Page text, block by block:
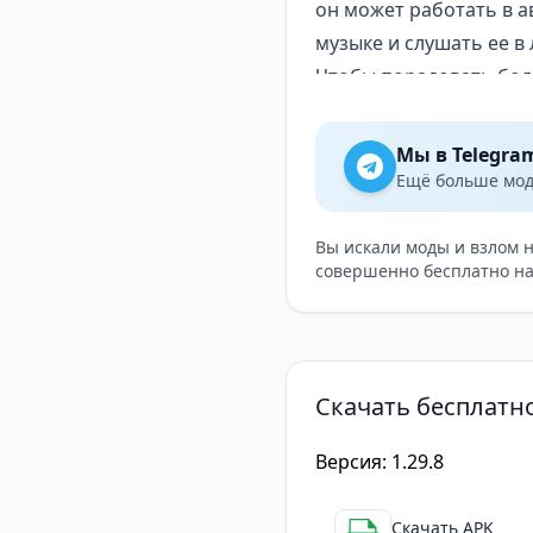
он может работать в
музыке и слушать ее
Чтобы порадовать
многие другие).
воспроизведения
Просто запустите
аудиофайлы в
циклическое
функции настройки
оно только тем, что
Настройка
Если вы хотите
Мы в
Ещё больше
Вы искали моды и взлом
совершенно бесплатно
Скачать
Версия: 1.29.8
Скачать APK